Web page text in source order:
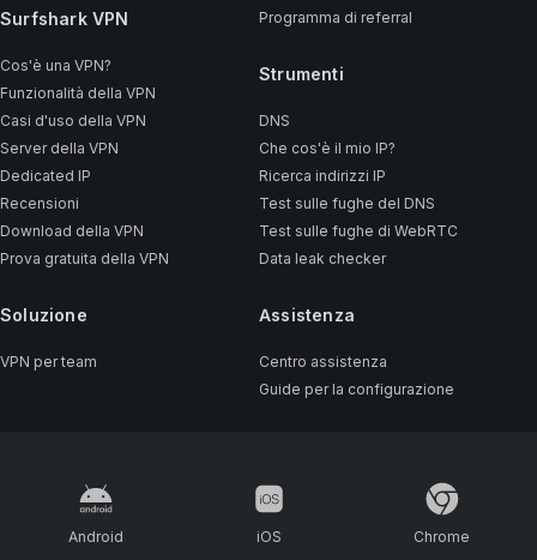
Surfshark VPN
Cos'è una VPN?
Funzionalità della VPN
Casi d'uso della VPN
Server della VPN
Dedicated IP
Recensioni
Download della VPN
Prova gratuita della VPN
Soluzione
VPN per team
Programma di referral
Strumenti
DNS
Che cos'è il mio IP?
Ricerca indirizzi IP
Test sulle fughe del DNS
Test sulle fughe di WebRTC
Data leak checker
Assistenza
Centro assistenza
Guide per la configurazione
Android iOS Chrome